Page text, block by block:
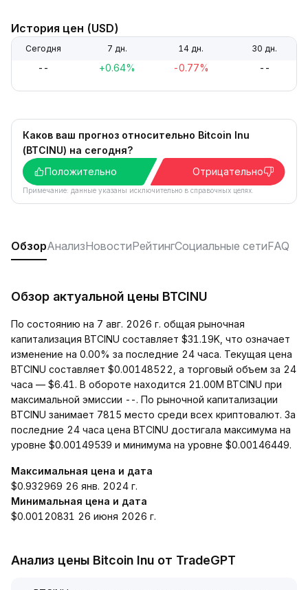
История цен (USD)
Сегодня 7 дн. 14 дн. 30 дн.
-- +0.64% -0.77% --
Каков ваш прогноз относительно Bitcoin Inu
(BTCINU) на сегодня?
Положительно
Отрицательно
Примечание: данные указаны исключительно в справочных целях.
ОбзорАнализНовостиРейтингСоциальные сетиFAQ
Обзор актуальной цены BTCINU
По состоянию на 7 авг. 2026 г. общая рыночная
капитализация BTCINU составляет $31.19K, что означает
изменение на 0.00% за последние 24 часа. Текущая цена
BTCINU составляет $0.00148522, а торговый объем за 24
часа — $6.41. В обороте находится 21.00M BTCINU при
максимальной эмиссии --. По рыночной капитализации
BTCINU занимает 7815 место среди всех криптовалют. За
последние 24 часа цена BTCINU достигала максимума на
уровне $0.00149539 и минимума на уровне $0.00146449.
Максимальная цена и дата
$0.932969 26 янв. 2024 г.
Минимальная цена и дата
$0.00120831 26 июня 2026 г.
Анализ цены Bitcoin Inu от TradeGPT